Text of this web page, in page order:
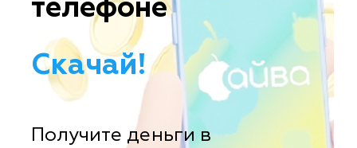
телефоне
Скачай!
Получите деньги в